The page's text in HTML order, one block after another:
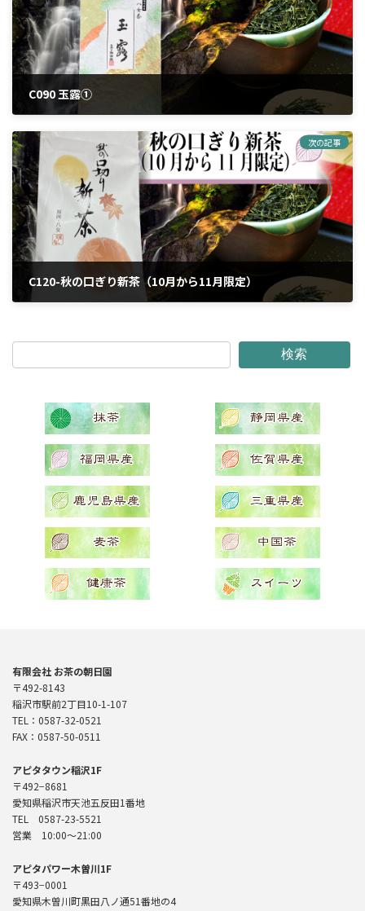
C090 玉露①
次の記事
C120-秋の口ぎり新茶（10月から11月限定）
検索
有限会社 お茶の朝日園
〒492-8143
稲沢市駅前2丁目10-1-107
TEL：0587-32-0521
FAX：0587-50-0511
アピタタウン稲沢1F
〒492−8681
愛知県稲沢市天池五反田1番地
TEL 0587-23-5521
営業 10:00〜21:00
アピタパワー木曽川1F
〒493−0001
愛知県木曽川町黒田八ノ通51番地の4